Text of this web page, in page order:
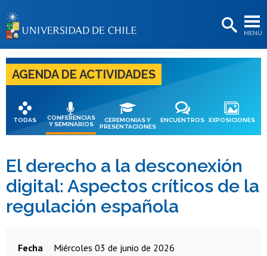
MENÚ
BIBLIOTECAS
LA UNIVERSIDAD
Postulantes
Estudiantes
Académicas/os
Funcionarias/os
Egresadas/os
AGENDA DE ACTIVIDADES
TODAS
CONFERENCIAS
Y SEMINARIOS
CEREMONIAS Y
PRESENTACIONES
ENCUENTROS EXPOSICIONES
El derecho a la desconexión
digital: Aspectos críticos de la
regulación española
Fecha
miércoles 03 de junio de 2026